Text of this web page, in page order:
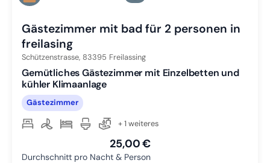
Zu Slide 3 wechseln
Gästezimmer mit bad für 2 personen in
freilasing
Schützenstrasse, 83395 Freilassing
Gemütliches Gästezimmer mit Einzelbetten und
kühler Klimaanlage
Gästezimmer
+ 1 weiteres
25,00 €
Durchschnitt pro Nacht & Person